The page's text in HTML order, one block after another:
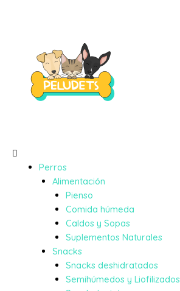
Perros
Alimentación
Pienso
Comida húmeda
Caldos y Sopas
Suplementos Naturales
Snacks
Snacks deshidratados
Semihúmedos y Liofilizados